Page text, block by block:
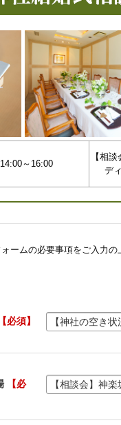
14:00～16:00
【相
デ